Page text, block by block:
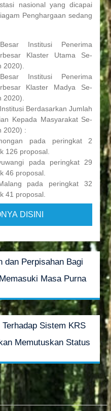
nasional yang dicapai
Penghargaan sedang
Institusi Penerima
Klaster Utama Se-
2020).
Institusi Penerima
Klaster Madya Se-
2020).
Berdasarkan Jumlah
Kepada Masyarakat Se-
2020) :
pada peringkat 2
126 proposal.
pada peringkat 29
46 proposal.
pada peringkat 32
41 proposal.
DISINI
dan Perpisahan Bagi
Masa Purna
Terhadap Sistem KRS
Memutuskan Status